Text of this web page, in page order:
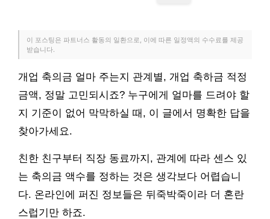
이 포스팅은 파트너스 활동의 일환으로, 이에 따른 일정액의 수수료를 제공
받습니다.
개업 축의금 얼마 주는지 관계별, 개업 축하금 적정
금액, 정말 고민되시죠? 누구에게 얼마를 드려야 할
지 기준이 없어 막막하실 때, 이 글에서 명확한 답을
찾아가세요.
친한 친구부터 직장 동료까지, 관계에 따라 센스 있
는 축의금 액수를 정하는 것은 생각보다 어렵습니
다. 온라인에 퍼진 정보들은 뒤죽박죽이라 더 혼란
스럽기만 하죠.